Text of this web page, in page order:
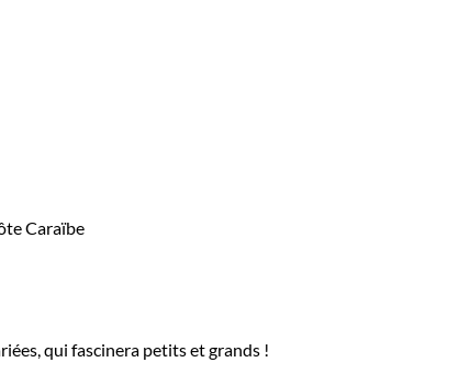
qui fascinera petits et grands !